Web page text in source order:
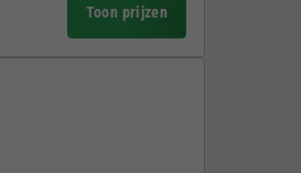
Toon prijzen